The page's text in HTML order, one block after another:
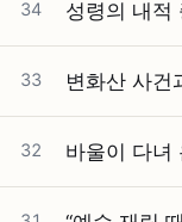
34 성령의 내
33 변화산 사건
32 바울이 다녀